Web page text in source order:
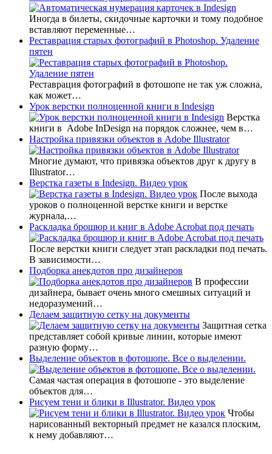
Иногда в билеты, скидочные карточки и тому подобное
вставляют переменные…
Реставрация старых фотографий в Photoshop. Удаление
пятен
Реставрация фотографий в фотошопе не так уж сложна,
как может…
Урок верстки полноценной книги в Indesign
Верстка
книги в Adobe InDesign на порядок сложнее, чем в…
Настройка привязки объектов в Adobe Illustrator
Многие думают, что привязка объектов друг к другу в
Illustrator…
Верстка газеты в Indesign. Видео урок
После выхода
уроков о полноценной верстке книги и верстке
журнала,…
Раскладка брошюр и книг в Adobe Acrobat под печать
После верстки книги следует этап раскладки под печать.
В зависимости…
Подборка анекдотов про дизайнеров
В профессии
дизайнера, бывает очень много смешных ситуаций и
недоразумений…
Делаем защитную сетку на документы
Защитная сетка
представляет собой кривые линии, которые имеют
разную форму…
Выделение объектов в фотошопе. Все о выделении.
Самая частая операция в фотошопе - это выделение
объектов для…
Рисуем тени и блики в Illustrator. Видео урок
Чтобы
нарисованный векторный предмет не казался плоским,
к нему добавляют…